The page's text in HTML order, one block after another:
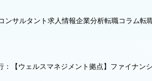
ンサルタント求人情報企業分析転職コラム転
：【ウェルスマネジメント拠点】ファイナン